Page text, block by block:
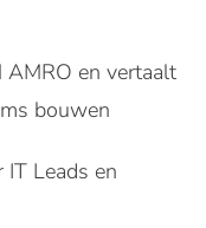
AMRO en vertaalt
bouwen
IT Leads en